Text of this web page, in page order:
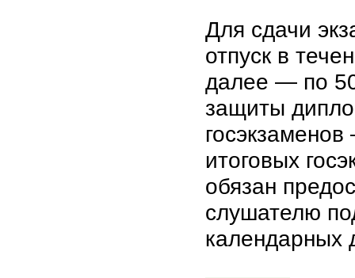
Для сдачи
отпуск в
далее — по
защиты
итоговых
обязан
слушателю
календарных